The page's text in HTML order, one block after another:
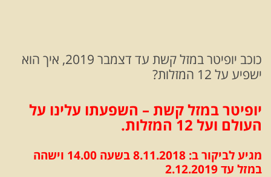
כוכב יופיטר במזל קשת עד דצמבר 2019, איך הוא
ישפיע על 12 המזלות?
יופיטר במזל קשת – השפעתו עלינו על
העולם ועל 12 המזלות.
מגיע לביקור ב: 8.11.2018 בשעה 14.00
וישהה
במזל עד 2.12.2019